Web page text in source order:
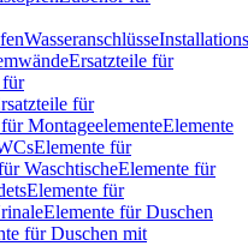
Wasseranschlüsse
Ersatzteile für
für
für
MontageelementeElemente
Elemente für
WaschtischeElemente für
Elemente für
Elemente für Duschen
für Duschen mit